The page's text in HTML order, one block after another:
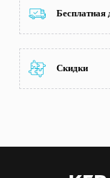
Бесплатная
Скидки